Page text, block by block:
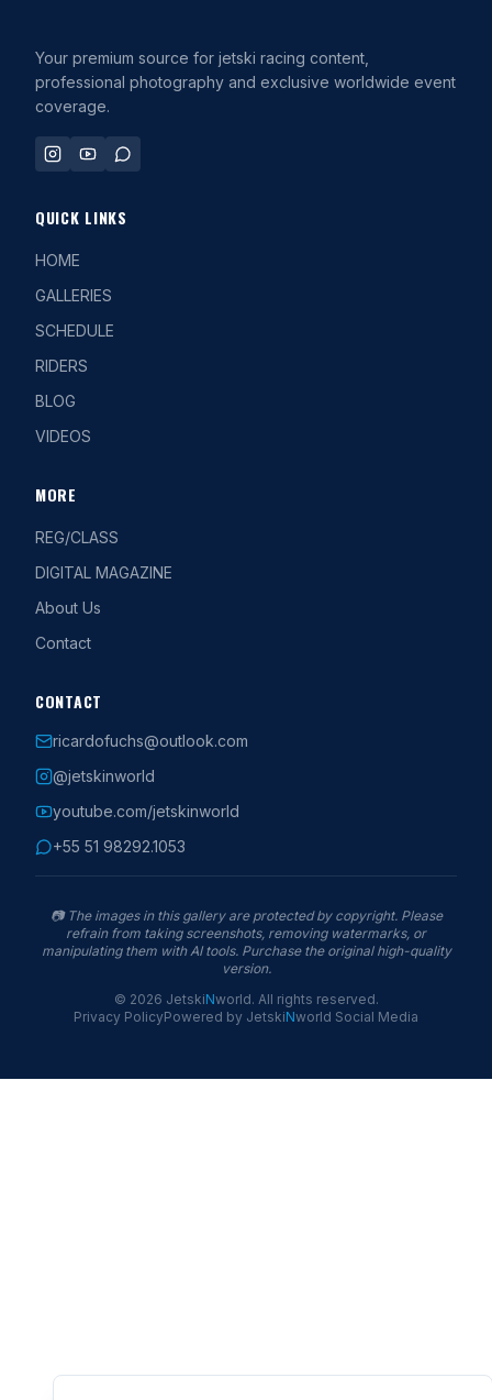
Your premium source for jetski racing content,
professional photography and exclusive worldwide event
coverage.
QUICK LINKS
HOME
GALLERIES
SCHEDULE
RIDERS
BLOG
VIDEOS
MORE
REG/CLASS
DIGITAL MAGAZINE
About Us
Contact
CONTACT
ricardofuchs@outlook.com
@jetskinworld
youtube.com/jetskinworld
+55 51 98292.1053
📷 The images in this gallery are protected by copyright. Please
refrain from taking screenshots, removing watermarks, or
manipulating them with AI tools. Purchase the original high-quality
version.
© 2026 JetskiNworld. All rights reserved.
Privacy PolicyPowered by JetskiNworld Social Media